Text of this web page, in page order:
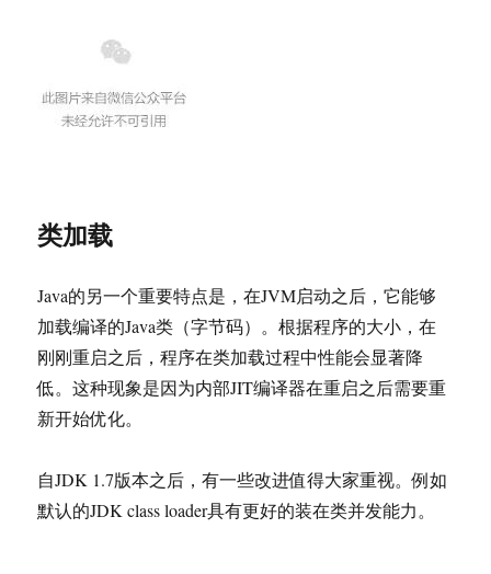
类加载
Java的另一个重要特点是，在JVM启动之后，它能够
加载编译的Java类（字节码）。根据程序的大小，在
刚刚重启之后，程序在类加载过程中性能会显著降
低。这种现象是因为内部JIT编译器在重启之后需要重
新开始优化。
自JDK 1.7版本之后，有一些改进值得大家重视。例如
默认的JDK class loader具有更好的装在类并发能力。